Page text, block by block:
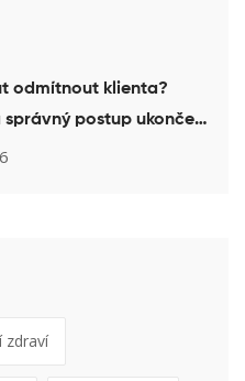
odmítnout klienta?
správný postup ukončení
zdraví